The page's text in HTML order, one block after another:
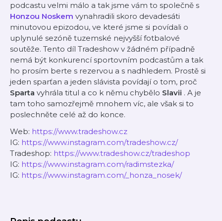
podcastu velmi málo a tak jsme vám to společně s
Honzou Noskem vynahradili skoro devadesáti
minutovou epizodou, ve které jsme si povídali o
uplynulé sezóně tuzemské nejvyšší fotbalové
soutěže. Tento díl Tradeshow v žádném případně
nemá být konkurencí sportovním podcastům a tak
ho prosím berte s rezervou a s nadhledem. Prostě si
jeden sparťan a jeden slávista povídají o tom, proč
Sparta vyhrála titul a co k němu chybělo Slavii . A je
tam toho samozřejmě mnohem víc, ale však si to
poslechněte celé až do konce.
Web: https://www.tradeshow.cz
IG: https://www.instagram.com/tradeshow.cz/
Tradeshop: https://www.tradeshow.cz/tradeshop
IG: https://www.instagram.com/radimstezka/
IG: https://www.instagram.com/_honza_nosek/